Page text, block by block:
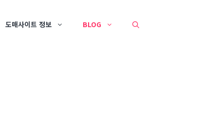
도매사이트 정보 BLOG